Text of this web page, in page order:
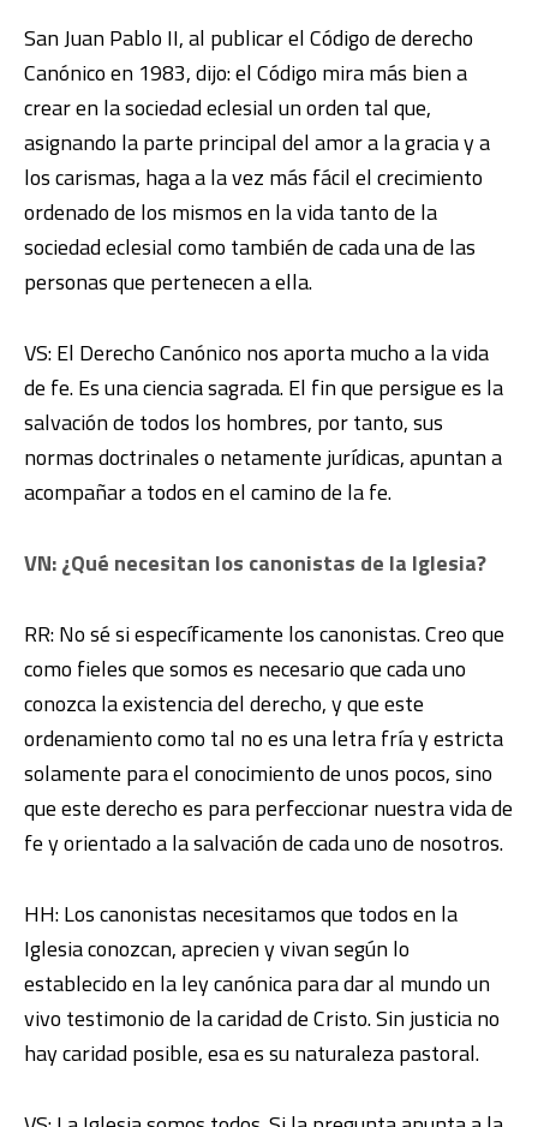
San Juan Pablo II, al publicar el Código de derecho
Canónico en 1983, dijo: el Código mira más bien a
crear en la sociedad eclesial un orden tal que,
asignando la parte principal del amor a la gracia y a
los carismas, haga a la vez más fácil el crecimiento
ordenado de los mismos en la vida tanto de la
sociedad eclesial como también de cada una de las
personas que pertenecen a ella.
VS: El Derecho Canónico nos aporta mucho a la vida
de fe. Es una ciencia sagrada. El fin que persigue es la
salvación de todos los hombres, por tanto, sus
normas doctrinales o netamente jurídicas, apuntan a
acompañar a todos en el camino de la fe.
VN: ¿Qué necesitan los canonistas de la Iglesia?
RR: No sé si específicamente los canonistas. Creo que
como fieles que somos es necesario que cada uno
conozca la existencia del derecho, y que este
ordenamiento como tal no es una letra fría y estricta
solamente para el conocimiento de unos pocos, sino
que este derecho es para perfeccionar nuestra vida de
fe y orientado a la salvación de cada uno de nosotros.
HH: Los canonistas necesitamos que todos en la
Iglesia conozcan, aprecien y vivan según lo
establecido en la ley canónica para dar al mundo un
vivo testimonio de la caridad de Cristo. Sin justicia no
hay caridad posible, esa es su naturaleza pastoral.